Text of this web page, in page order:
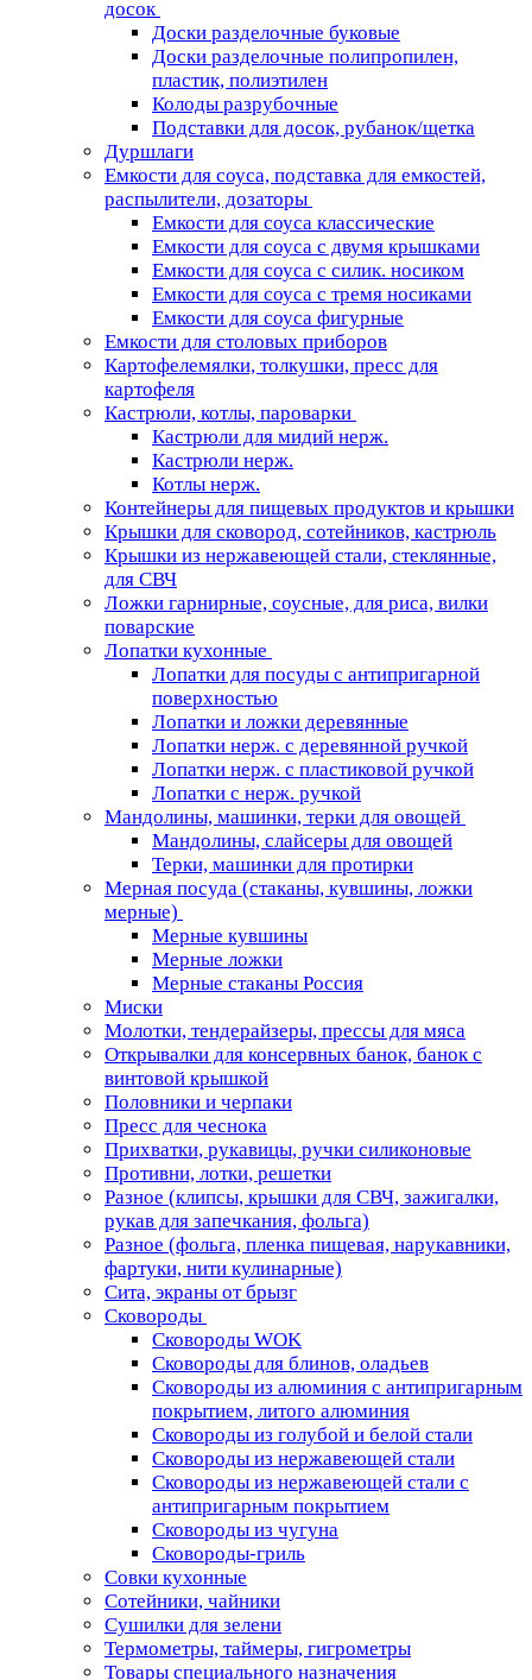
досок
Доски разделочные буковые
Доски разделочные полипропилен,
пластик, полиэтилен
Колоды разрубочные
Подставки для досок, рубанок/щетка
Дуршлаги
Емкости для соуса, подставка для емкостей,
распылители, дозаторы
Емкости для соуса классические
Емкости для соуса с двумя крышками
Емкости для соуса с силик. носиком
Емкости для соуса с тремя носиками
Емкости для соуса фигурные
Емкости для столовых приборов
Картофелемялки, толкушки, пресс для
картофеля
Кастрюли, котлы, пароварки
Кастрюли для мидий нерж.
Кастрюли нерж.
Котлы нерж.
Контейнеры для пищевых продуктов и крышки
Крышки для сковород, сотейников, кастрюль
Крышки из нержавеющей стали, стеклянные,
для СВЧ
Ложки гарнирные, соусные, для риса, вилки
поварские
Лопатки кухонные
Лопатки для посуды с антипригарной
поверхностью
Лопатки и ложки деревянные
Лопатки нерж. с деревянной ручкой
Лопатки нерж. с пластиковой ручкой
Лопатки с нерж. ручкой
Мандолины, машинки, терки для овощей
Мандолины, слайсеры для овощей
Терки, машинки для протирки
Мерная посуда (стаканы, кувшины, ложки
мерные)
Мерные кувшины
Мерные ложки
Мерные стаканы Россия
Миски
Молотки, тендерайзеры, прессы для мяса
Открывалки для консервных банок, банок с
винтовой крышкой
Половники и черпаки
Пресс для чеснока
Прихватки, рукавицы, ручки силиконовые
Противни, лотки, решетки
Разное (клипсы, крышки для СВЧ, зажигалки,
рукав для запечкания, фольга)
Разное (фольга, пленка пищевая, нарукавники,
фартуки, нити кулинарные)
Сита, экраны от брызг
Сковороды
Сковороды WOK
Сковороды для блинов, оладьев
Сковороды из алюминия с антипригарным
покрытием, литого алюминия
Сковороды из голубой и белой стали
Сковороды из нержавеющей стали
Сковороды из нержавеющей стали с
антипригарным покрытием
Сковороды из чугуна
Сковороды-гриль
Совки кухонные
Сотейники, чайники
Сушилки для зелени
Термометры, таймеры, гигрометры
Товары специального назначения